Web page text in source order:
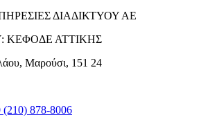
ΔΙΑΔΙΚΤΥΟΥ ΑΕ
ΚΕΦΟΔΕ ΑΤΤΙΚΗΣ
Μαρούσι, 151 24
(210) 878-8006